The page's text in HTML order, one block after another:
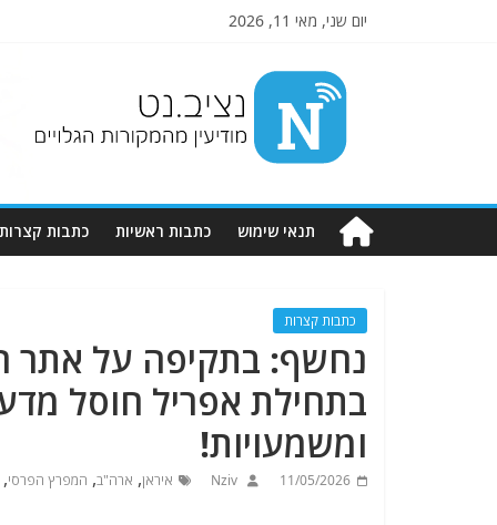
יום שני, מאי 11, 2026
Nziv.net
מודיעין
מהמקורות
תנאי שימוש כתבות ראשיות כתבות קצרות
כתבות קצרות
נחשף: בתקיפה על אתר
בתחילת אפריל חוסל
ומשמעויות!
11/05/2026
Nziv איראן, ארה"ב, המפרץ הפרסי,